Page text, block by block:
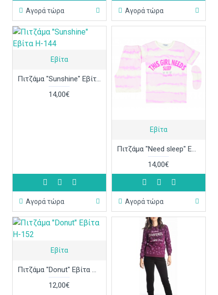
Αγορά τώρα Αγορά τώρα
Εβίτα
Πιτζάμα "Sunshine" Εβίτα Η-144
14,00€
Αγορά τώρα
Εβίτα
Πιτζάμα "Need sleep" Εβίτα Η-143
14,00€
Αγορά τώρα
Εβίτα
Πιτζάμα "Donut" Εβίτα Η-152
12,00€